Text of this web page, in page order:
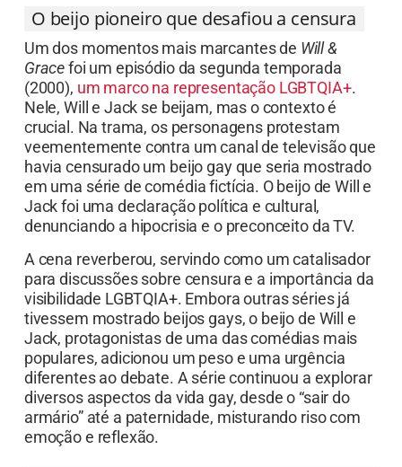
O beijo pioneiro que desafiou a censura
Um dos momentos mais marcantes de Will &
Gracefoi um episódio da segunda temporada
(2000), um marco na representação LGBTQIA+.
Nele, Will e Jack se beijam, mas o contexto é
crucial. Na trama, os personagens protestam
veementemente contra um canal de televisão que
havia censurado um beijo gay que seria mostrado
em uma série de comédia fictícia. O beijo de Will e
Jack foi uma declaração política e cultural,
denunciando a hipocrisia e o preconceito da TV.
A cena reverberou, servindo como um catalisador
para discussões sobre censura e a importância da
visibilidade LGBTQIA+. Embora outras séries já
tivessem mostrado beijos gays, o beijo de Will e
Jack, protagonistas de uma das comédias mais
populares, adicionou um peso e uma urgência
diferentes ao debate. A série continuou a explorar
diversos aspectos da vida gay, desde o “sair do
armário” até a paternidade, misturando riso com
emoção e reflexão.